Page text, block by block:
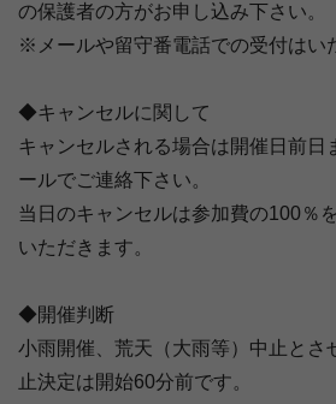
の保護者の方がお申し込み下さい。
※メールや留守番電話での受付はい
◆キャンセルに関して
キャンセルされる場合は開催日前日
ールでご連絡下さい。
当日のキャンセルは参加費の100％
いただきます。
◆開催判断
小雨開催、荒天（大雨等）中止とさ
止決定は開始60分前です。